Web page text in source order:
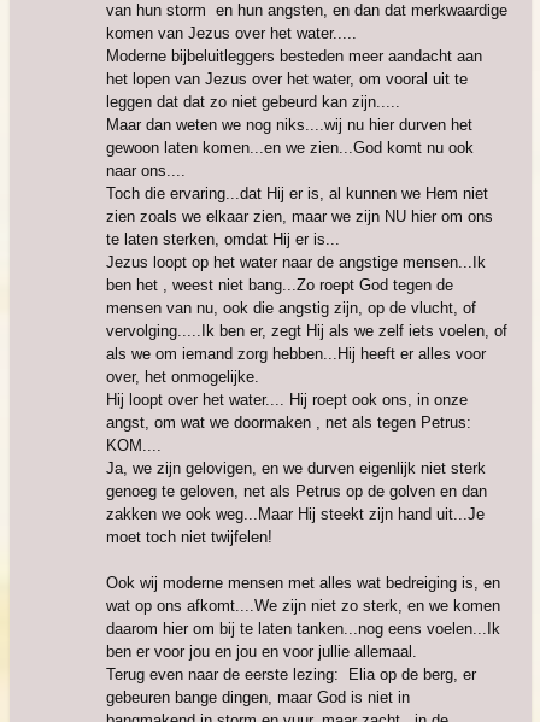
van hun storm en hun angsten, en dan dat merkwaardige
komen van Jezus over het water.....
Moderne bijbeluitleggers besteden meer aandacht aan
het lopen van Jezus over het water, om vooral uit te
leggen dat dat zo niet gebeurd kan zijn.....
Maar dan weten we nog niks....wij nu hier durven het
gewoon laten komen...en we zien...God komt nu ook
naar ons....
Toch die ervaring...dat Hij er is, al kunnen we Hem niet
zien zoals we elkaar zien, maar we zijn NU hier om ons
te laten sterken, omdat Hij er is...
Jezus loopt op het water naar de angstige mensen...Ik
ben het , weest niet bang...Zo roept God tegen de
mensen van nu, ook die angstig zijn, op de vlucht, of
vervolging.....Ik ben er, zegt Hij als we zelf iets voelen, of
als we om iemand zorg hebben...Hij heeft er alles voor
over, het onmogelijke.
Hij loopt over het water.... Hij roept ook ons, in onze
angst, om wat we doormaken , net als tegen Petrus:
KOM....
Ja, we zijn gelovigen, en we durven eigenlijk niet sterk
genoeg te geloven, net als Petrus op de golven en dan
zakken we ook weg...Maar Hij steekt zijn hand uit...Je
moet toch niet twijfelen!
Ook wij moderne mensen met alles wat bedreiging is, en
wat op ons afkomt....We zijn niet zo sterk, en we komen
daarom hier om bij te laten tanken...nog eens voelen...Ik
ben er voor jou en jou en voor jullie allemaal.
Terug even naar de eerste lezing: Elia op de berg, er
gebeuren bange dingen, maar God is niet in